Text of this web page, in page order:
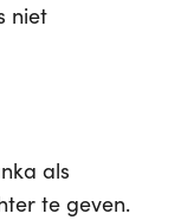
niet
als
te geven.